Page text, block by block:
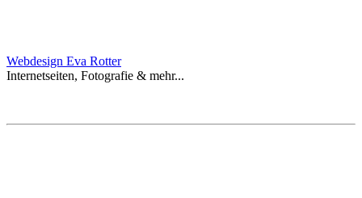
Webdesign Eva Rotter
Internetseiten, Fotografie & mehr...